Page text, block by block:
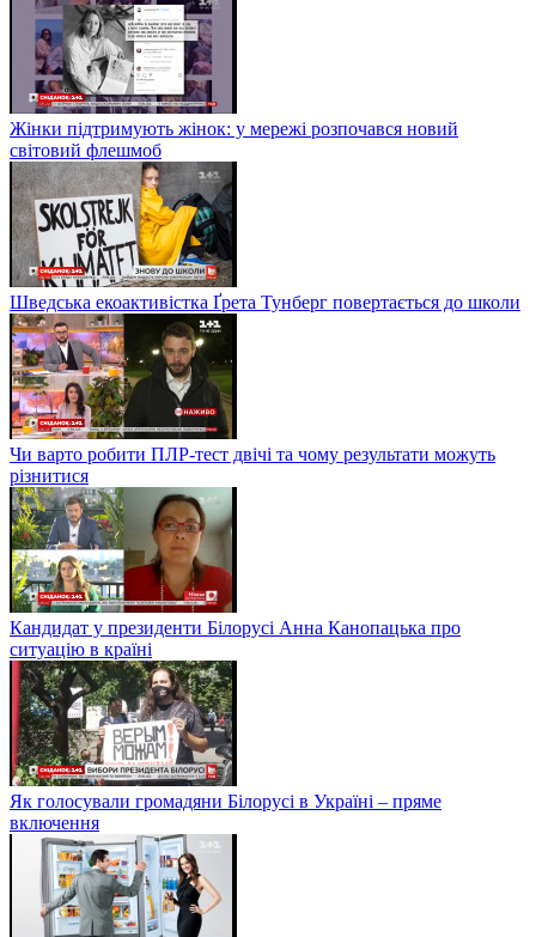
Жінки підтримують жінок: у мережі розпочався новий
світовий флешмоб
Шведська екоактивістка Ґрета Тунберг повертається до школи
Чи варто робити ПЛР-тест двічі та чому результати можуть
різнитися
Кандидат у президенти Білорусі Анна Канопацька про
ситуацію в країні
Як голосували громадяни Білорусі в Україні – пряме
включення